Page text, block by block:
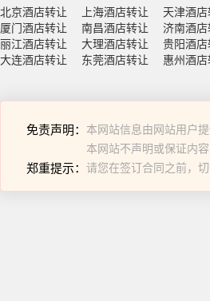
北京酒店转让 上海酒店转让 天津酒店
厦门酒店转让
南昌酒店转让 济南酒店
丽江酒店转让
大理酒店转让 贵阳酒店
大连酒店转让
东莞酒店转让 惠州酒店
免责声明： 本网站信息由网站用户
本网站不声明或保证内
郑重提示： 请您在签订合同之前，